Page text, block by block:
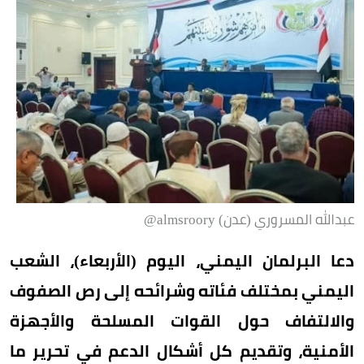
عبدالله المسروري (عدن) almsroory@
دعا البرلمان اليمني، اليوم (الأربعاء)، الشعب
اليمني بمختلف فئاته وشرائحه إلى رص الصفوف
والالتفاف حول القوات المسلحة والأجهزة
الأمنية، وتقديم كل أشكال الدعم في تحرير ما